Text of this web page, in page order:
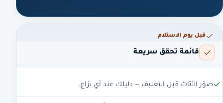
قبل يوم الاستلام
قائمة تحقق سريعة
صوّر الأثاث قبل التغليف — دليلك عند أي نزاع.